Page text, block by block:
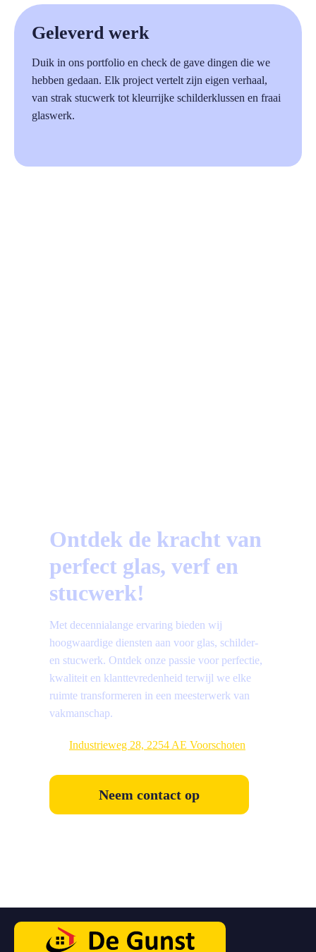
Geleverd werk
Duik in ons portfolio en check de gave dingen die we
hebben gedaan. Elk project vertelt zijn eigen verhaal,
van strak stucwerk tot kleurrijke schilderklussen en fraai
glaswerk.
Ontdek de kracht van
perfect glas, verf en
stucwerk!
Met decennialange ervaring bieden wij
hoogwaardige diensten aan voor glas, schilder-
en stucwerk. Ontdek onze passie voor perfectie,
kwaliteit en klanttevredenheid terwijl we elke
ruimte transformeren in een meesterwerk van
vakmanschap.
Industrieweg 28, 2254 AE Voorschoten
Neem contact op